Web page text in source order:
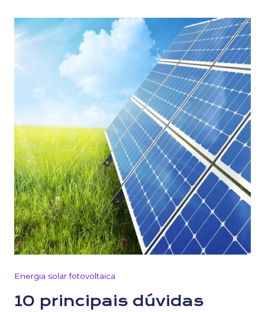
Energia solar fotovoltaica
10 principais dúvidas